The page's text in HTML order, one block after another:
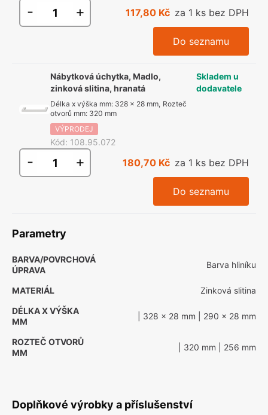
- + 117,80 Kč za 1 ks bez DPH
Do seznamu
Nábytková úchytka, Madlo,
zinková slitina, hranatá
Délka x výška mm: 328 x 28 mm, Rozteč
otvorů mm: 320 mm
VÝPRODEJ
Kód: 108.95.072
Skladem u
dodavatele
- + 180,70 Kč za 1 ks bez DPH
Do seznamu
Parametry
BARVA/POVRCHOVÁ
ÚPRAVA
Barva hliníku
MATERIÁL
Zinková slitina
DÉLKA X VÝŠKA
MM
| 328 x 28 mm | 290 x 28 mm
ROZTEČ OTVORŮ
MM
| 320 mm | 256 mm
Doplňkové výrobky a příslušenství